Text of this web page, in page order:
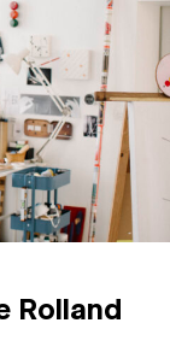
↓
Rolland